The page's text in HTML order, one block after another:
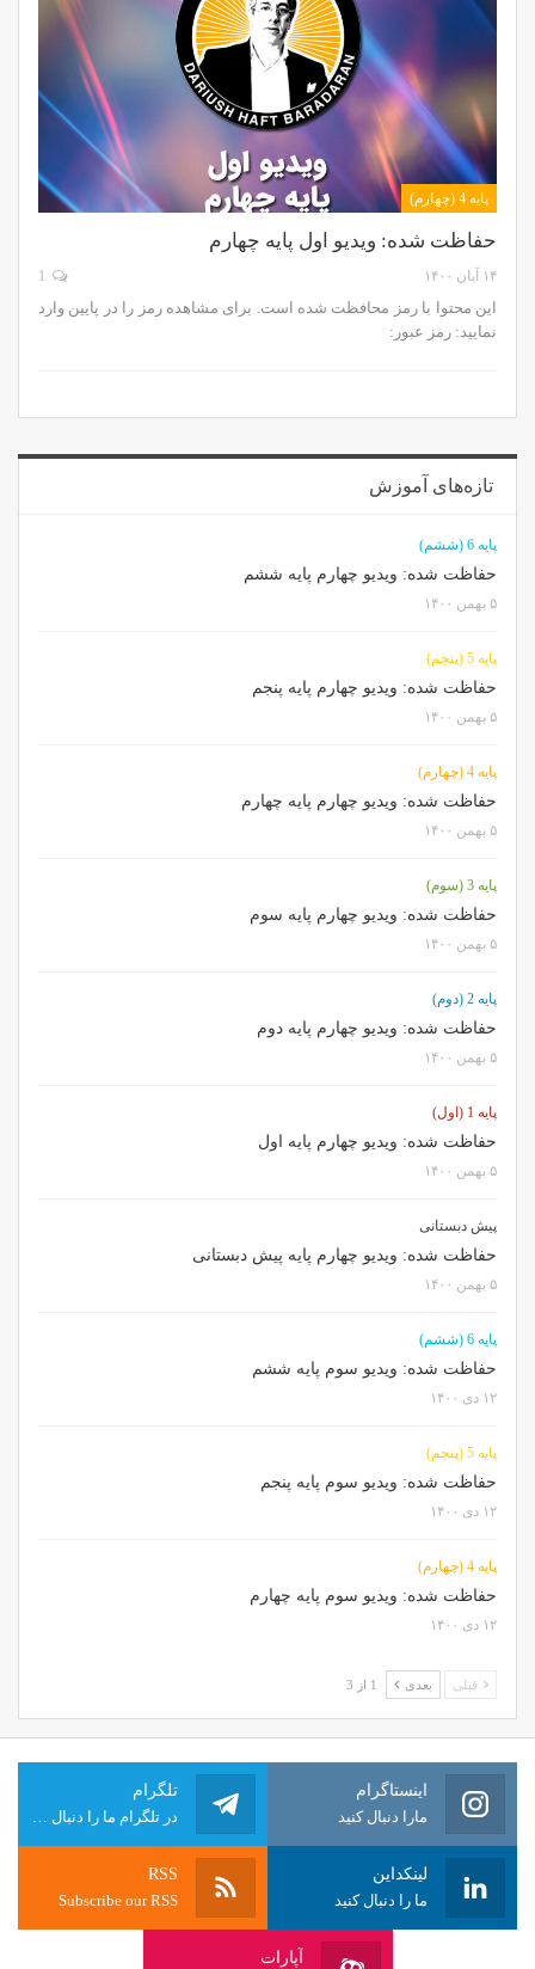
پایه 4 (چهارم)
حفاظت شده: ویدیو اول پایه چهارم
۱۴ آبان ۱۴۰۰
این محتوا با رمز محافظت شده است. برای مشاهده رمز را در پایین وارد
نمایید: رمز عبور:
تازه‌های آموزش
پایه 6 (ششم)
حفاظت شده: ویدیو چهارم پایه ششم
۵ بهمن ۱۴۰۰
پایه 5 (پنجم)
حفاظت شده: ویدیو چهارم پایه پنجم
۵ بهمن ۱۴۰۰
پایه 4 (چهارم)
حفاظت شده: ویدیو چهارم پایه چهارم
۵ بهمن ۱۴۰۰
پایه 3 (سوم)
حفاظت شده: ویدیو چهارم پایه سوم
۵ بهمن ۱۴۰۰
پایه 2 (دوم)
حفاظت شده: ویدیو چهارم پایه دوم
۵ بهمن ۱۴۰۰
پایه 1 (اول)
حفاظت شده: ویدیو چهارم پایه اول
۵ بهمن ۱۴۰۰
پیش دبستانی
حفاظت شده: ویدیو چهارم پایه پیش دبستانی
۵ بهمن ۱۴۰۰
پایه 6 (ششم)
حفاظت شده: ویدیو سوم پایه ششم
۱۲ دی ۱۴۰۰
پایه 5 (پنجم)
حفاظت شده: ویدیو سوم پایه پنجم
۱۲ دی ۱۴۰۰
پایه 4 (چهارم)
حفاظت شده: ویدیو سوم پایه چهارم
۱۲ دی ۱۴۰۰
قبلی بعدی 1 از 3
اینستاگرام
مارا دنبال کنید
تلگرام
لینکداین
ما را دنبال کنید
RSS
Subscribe our RSS
آپارات